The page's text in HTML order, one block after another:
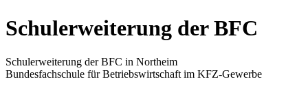
Schulerweiterung der BFC
Schulerweiterung der BFC in Northeim
Bundesfachschule für Betriebswirtschaft im KFZ-Gewerbe